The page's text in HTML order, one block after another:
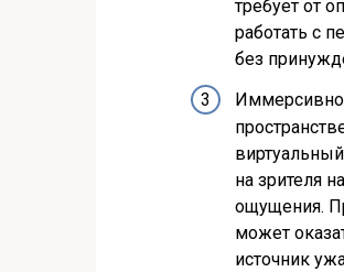
требует от
работать с
без
на зрителя
ощущения.
может
источник